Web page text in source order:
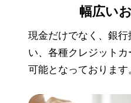
幅広い
現金だけでなく、銀
い、各種クレジット
可能となっております